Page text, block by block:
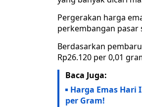
Pergerakan harga
perkembangan pasar
Berdasarkan
Rp26.120 per 0,01
Baca Juga:
Harga Emas Hari
per Gram!